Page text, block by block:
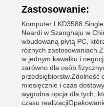
Zastosowanie:
Komputer LKD3588
Neardi w Szanghaju w
wbudowaną płytą PC,
różnych
w jednym kawałku i
zarówno dla osób
przedsiębiorstw.Zdolność
miesięcznie i czas
wygodna opcja dla tych,
czasu